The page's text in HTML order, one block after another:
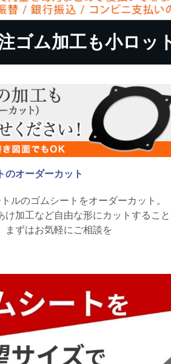
ゴム加工も小ロッ
のオーダーカット
ルのゴムシートをオーダーカット。
け加工など自由な形にカットすること
まずはお気軽にご相談を